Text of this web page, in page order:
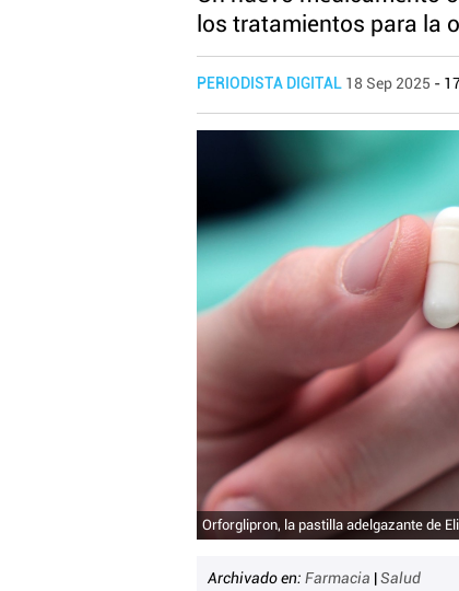
los tratamientos para la
PERIODISTA DIGITAL 18 Sep 2025 -
Orforglipron, la pastilla adelgazante de
Archivado en: Farmacia Salud